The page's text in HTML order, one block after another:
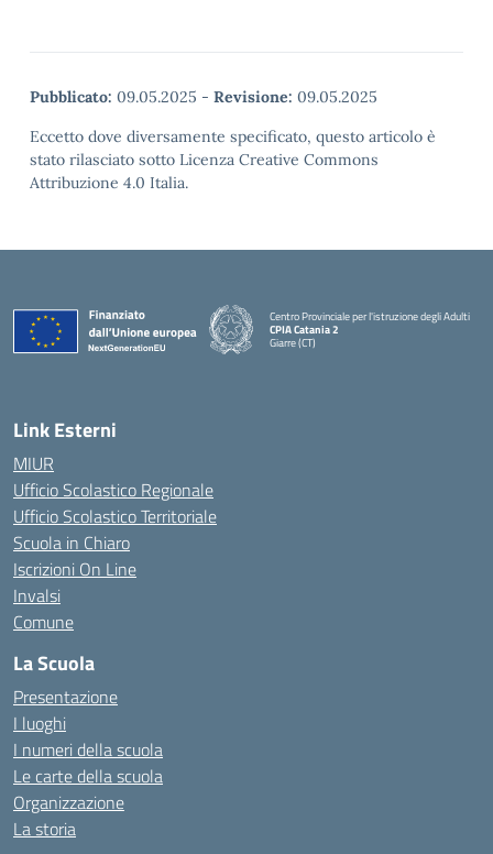
Pubblicato: 09.05.2025 - Revisione: 09.05.2025
Eccetto dove diversamente specificato, questo articolo è
stato rilasciato sotto Licenza Creative Commons
Attribuzione 4.0 Italia.
Centro Provinciale per l'istruzione degli Adulti
CPIA Catania 2
Giarre (CT)
Link Esterni
MIUR
Ufficio Scolastico Regionale
Ufficio Scolastico Territoriale
Scuola in Chiaro
Iscrizioni On Line
Invalsi
Comune
La Scuola
Presentazione
I luoghi
I numeri della scuola
Le carte della scuola
Organizzazione
La storia